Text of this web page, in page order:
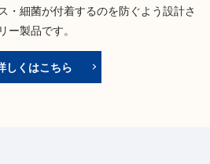
・細菌が付着するのを防ぐよう設計さ
ー製品です。
しくはこちら